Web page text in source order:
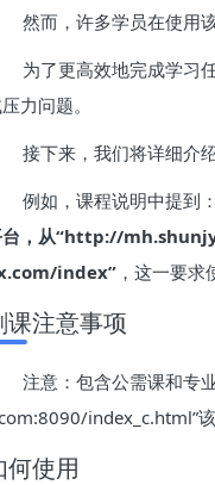
然而，许多学员在使用
为了更高效地完成学习
力问题。
接下来，我们将详细介
例如，课程说明中提到：
台，从“http://
index” ，这一要求
课注意事项
注意：包含公需课和专
index_c.html”
何使用